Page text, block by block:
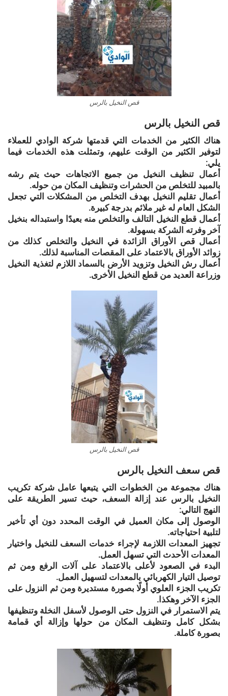
قص النخيل بالرس
قص النخيل بالرس
هناك الكثير من الخدمات التي قدمتها شركة الوادي للعملاء
لتوفير الكثير من الوقت عليهم، وتمثلت هذه الخدمات فيما
يلي:
أعمال تنظيف النخيل من جميع الاتجاهات حيث يتم رشه
بالمبيد للتخلص من الحشرات وتنظيف المكان من حوله.
أعمال تقليم النخيل بهدف التخلص من المشكلات التي تجعل
الشكل العام له غير ملائم بدرجة كبيرة.
أعمال قطع النخيل التالف والتخلص منه بعيدًا واستبداله بنخيل
آخر وفرته الشركة بسهولة.
أعمال قص الأوراق الزائدة في النخيل والتخلص كذلك من
زوائد الأوراق بالاعتماد على المقصات المناسبة لذلك.
أعمال رش النخيل وتزويد الأرض بالسماد اللازم لتغذية النخيل
وزراعة العديد من قطع النخيل الأخرى.
قص النخيل بالرس
قص سعف النخيل بالرس
هناك مجموعة من الخطوات التي يتبعها عامل شركة تكريب
النخيل بالرس عند إزالة السعف، حيث تسير الطريقة على
النهج التالي:
الوصول إلى مكان العميل في الوقت المحدد دون أي تأخير
لتلبية احتياجاته.
تجهيز المعدات اللازمة لإجراء خدمات السعف للنخيل واختيار
المعدات الأحدث التي تسهل العمل.
البدء في الصعود لأعلى بالاعتماد على آلات الرفع ومن ثم
توصيل التيار الكهربائي بالمعدات لتسهيل العمل.
تكريب الجزء العلوي أولًا بصورة مستديرة ومن ثم النزول على
الجزء الآخر وهكذا.
يتم الاستمرار في النزول حتى الوصول لأسفل النخلة وتنظيفها
بشكل كامل وتنظيف المكان من حولها وإزالة أي قمامة
بصورة كاملة.